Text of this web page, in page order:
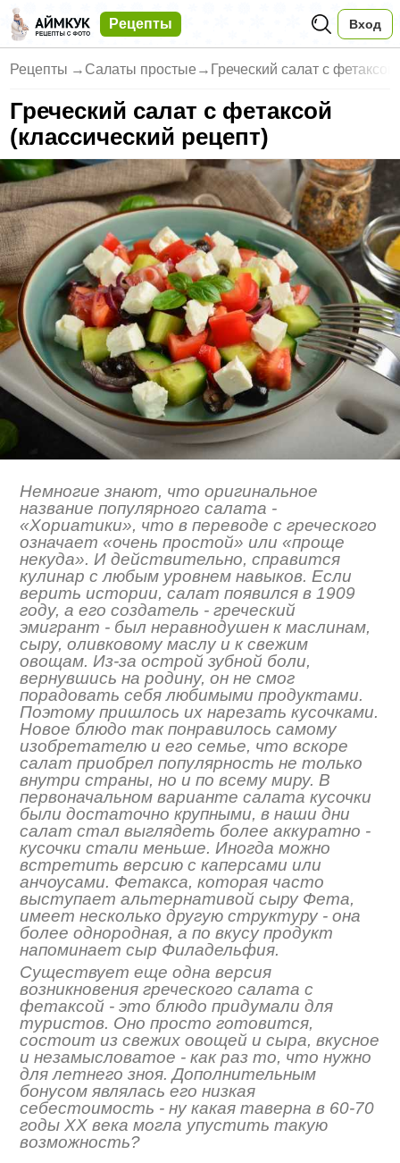
Рецепты Вход
Рецепты → Салаты простые → Греческий салат с
Греческий салат с фетаксой
(классический рецепт)
Немногие знают, что оригинальное
название популярного салата -
«Хориатики», что в переводе с греческого
означает «очень простой» или «проще
некуда». И действительно, справится
кулинар с любым уровнем навыков. Если
верить истории, салат появился в 1909
году, а его создатель - греческий
эмигрант - был неравнодушен к маслинам,
сыру, оливковому маслу и к свежим
овощам. Из-за острой зубной боли,
вернувшись на родину, он не смог
порадовать себя любимыми продуктами.
Поэтому пришлось их нарезать кусочками.
Новое блюдо так понравилось самому
изобретателю и его семье, что вскоре
салат приобрел популярность не только
внутри страны, но и по всему миру. В
первоначальном варианте салата кусочки
были достаточно крупными, в наши дни
салат стал выглядеть более аккуратно -
кусочки стали меньше. Иногда можно
встретить версию с каперсами или
анчоусами. Фетакса, которая часто
выступает альтернативой сыру Фета,
имеет несколько другую структуру - она
более однородная, а по вкусу продукт
напоминает сыр Филадельфия.
Существует еще одна версия
возникновения греческого салата с
фетаксой - это блюдо придумали для
туристов. Оно просто готовится,
состоит из свежих овощей и сыра, вкусное
и незамысловатое - как раз то, что нужно
для летнего зноя. Дополнительным
бонусом являлась его низкая
себестоимость - ну какая таверна в 60-70
годы XX века могла упустить такую
возможность?